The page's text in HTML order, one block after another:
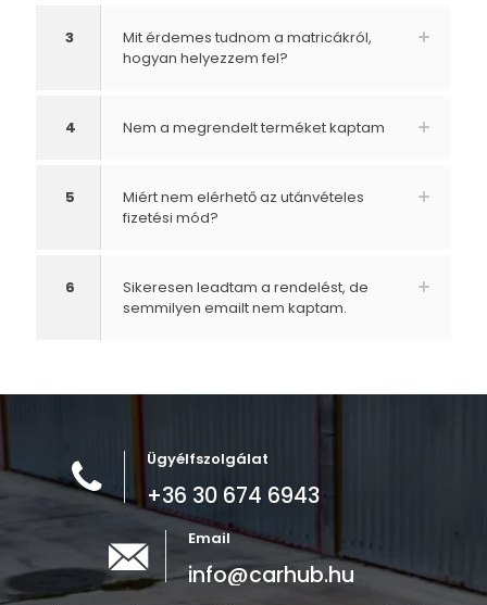
3
Mit érdemes tudnom a matricákról,
hogyan helyezzem fel?
4 Nem a megrendelt terméket kaptam
5
Miért nem elérhető az utánvételes
fizetési mód?
6
Sikeresen leadtam a rendelést, de
semmilyen emailt nem kaptam.
Ügyélfszolgálat
+36 30 674 6943
Email
info@carhub.hu